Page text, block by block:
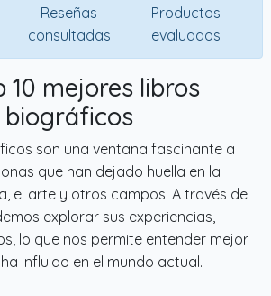
Reseñas
consultadas
Productos
evaluados
10 mejores libros
biográficos
son una ventana fascinante a
que han dejado huella en la
el arte y otros campos. A través de
explorar sus experiencias,
lo que nos permite entender mejor
influido en el mundo actual.